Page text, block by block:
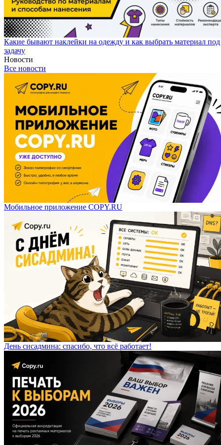
Какие бывают наклейки на одежду и как выбрать материал под
задачу
Новости
Все новости
Мобильное приложение COPY.RU
День сисадмина: спасибо, что всё работает!